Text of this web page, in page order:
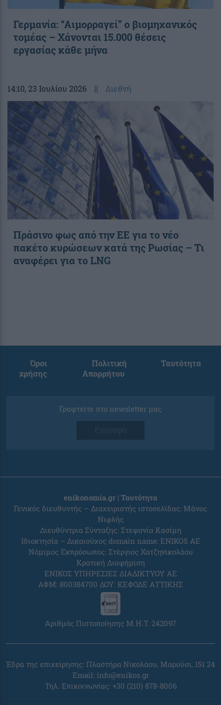
Γερμανία: “Αιμορραγεί” ο βιομηχανικός
τομέας – Χάνονται 15.000 θέσεις
εργασίας κάθε μήνα
14:10, 23 Ιουλίου 2026 || Διεθνή
Πράσινο φως από την ΕΕ για το νέο
πακέτο κυρώσεων κατά της Ρωσίας – Τι
αναφέρει για το LNG
Όροι
χρήσης
Πολιτική
Απορρήτου
Ταυτότητα
Γραφτείτε στο newsletter μας
Εγγραφή
enikonomia.gr | Ταυτότητα
Γενικός διευθυντής – Διαχειριστής ιστοσελίδας: Μάνος
Νιφλής
Διευθύντρια Σύνταξης: Στεφανία Κασίμη
Ιδιοκτησία – Δικαιούχος domain name: ENIKOS AE
Νόμιμος Εκπρόσωπος: Στέργιος Χατζηνικολάου
Κρατική Διαφήμιση
ΕΝΙΚΟΣ ΥΠΗΡΕΣΙΕΣ ΔΙΑΔΙΚΤΥΟΥ ΑΕ
ΑΦΜ: 800384700 ΔΟΥ: ΚΕΦΟΔΕ ΑΤΤΙΚΗΣ
Αριθμός Πιστοποίησης Μ.Η.Τ. 242097
Έδρα της επιχείρησης: Πλαστήρα Νικολάου, Μαρούσι, 151 24
Email: info@enikos.gr
Τηλ. Επικοινωνίας: +30 (210) 878-8006